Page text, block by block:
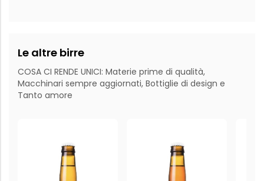
Le altre birre
COSA CI RENDE UNICI: Materie prime di qualità,
Macchinari sempre aggiornati, Bottiglie di design e
Tanto amore